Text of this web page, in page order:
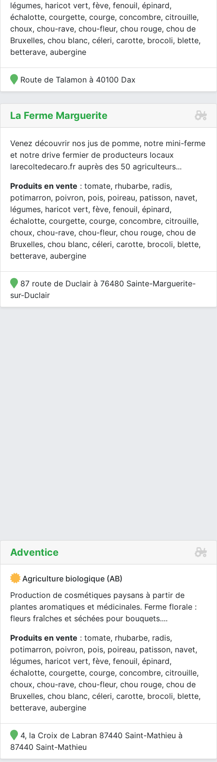
légumes, haricot vert, fève, fenouil, épinard,
échalotte, courgette, courge, concombre, citrouille,
choux, chou-rave, chou-fleur, chou rouge, chou de
Bruxelles, chou blanc, céleri, carotte, brocoli, blette,
betterave, aubergine
Route de Talamon à 40100 Dax
La Ferme Marguerite
Venez découvrir nos jus de pomme, notre mini-ferme
et notre drive fermier de producteurs locaux
larecoltedecaro.fr auprès des 50 agriculteurs...
Produits en vente : tomate, rhubarbe, radis,
potimarron, poivron, pois, poireau, patisson, navet,
légumes, haricot vert, fève, fenouil, épinard,
échalotte, courgette, courge, concombre, citrouille,
choux, chou-rave, chou-fleur, chou rouge, chou de
Bruxelles, chou blanc, céleri, carotte, brocoli, blette,
betterave, aubergine
87 route de Duclair à 76480 Sainte-Marguerite-
sur-Duclair
Adventice
Agriculture biologique (AB)
Production de cosmétiques paysans à partir de
plantes aromatiques et médicinales. Ferme florale :
fleurs fraîches et séchées pour bouquets....
Produits en vente : tomate, rhubarbe, radis,
potimarron, poivron, pois, poireau, patisson, navet,
légumes, haricot vert, fève, fenouil, épinard,
échalotte, courgette, courge, concombre, citrouille,
choux, chou-rave, chou-fleur, chou rouge, chou de
Bruxelles, chou blanc, céleri, carotte, brocoli, blette,
betterave, aubergine
4, la Croix de Labran 87440 Saint-Mathieu à
87440 Saint-Mathieu